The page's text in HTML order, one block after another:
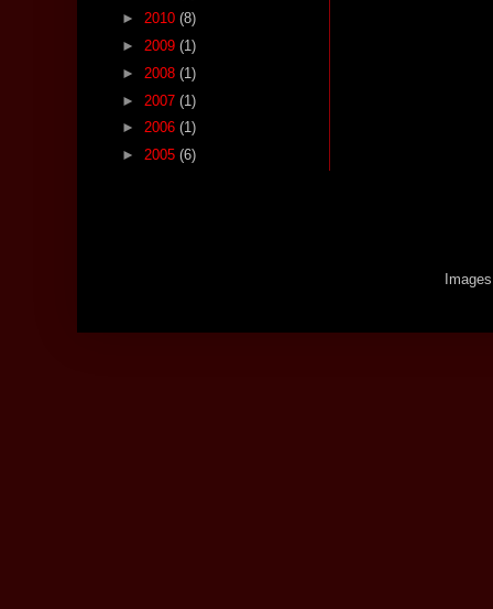
► 2010 (8)
► 2009 (1)
► 2008 (1)
► 2007 (1)
► 2006 (1)
► 2005 (6)